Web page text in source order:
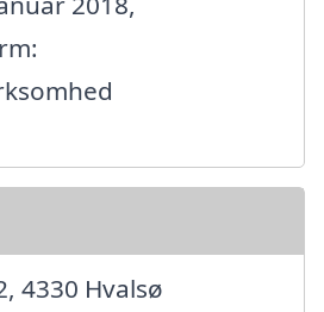
4330 Hvalsø